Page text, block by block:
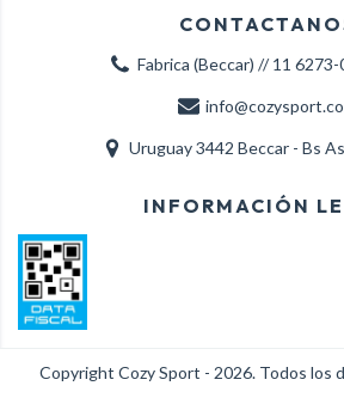
Fabrica (Beccar) // 11
Uruguay 3442 Beccar - Bs
INFORMACIÓN
Copyright Cozy Sport - 2026. Todos los